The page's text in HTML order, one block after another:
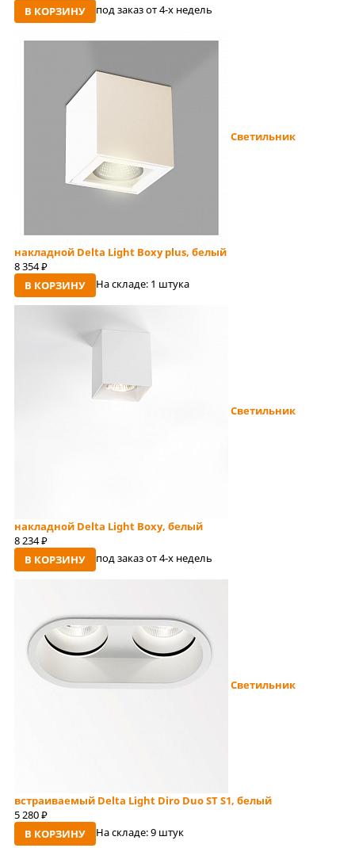
В КОРЗИНУ под заказ от 4-x недель
Светильник
накладной Delta Light Boxy plus, белый
8 354 руб
В КОРЗИНУ На складе: 1 штука
Светильник
накладной Delta Light Boxy, белый
8 234 руб
В КОРЗИНУ под заказ от 4-x недель
Светильник
встраиваемый Delta Light Diro Duo ST S1, белый
5 280 руб
В КОРЗИНУ На складе:9 штук